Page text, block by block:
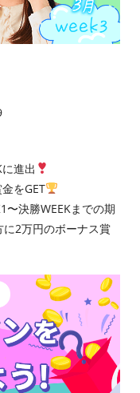
進出
をGET
〜決勝WEEKまでの期
2万円のボーナス賞